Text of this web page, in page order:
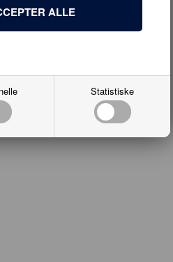
Statistiske